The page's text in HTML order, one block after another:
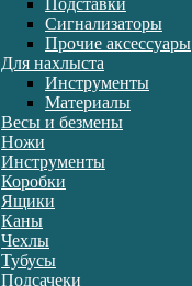
Подставки
Сигнализаторы
Прочие аксессуары
Для нахлыста
Инструменты
Материалы
Весы и безмены
Ножи
Инструменты
Коробки
Ящики
Каны
Чехлы
Тубусы
Подсачеки